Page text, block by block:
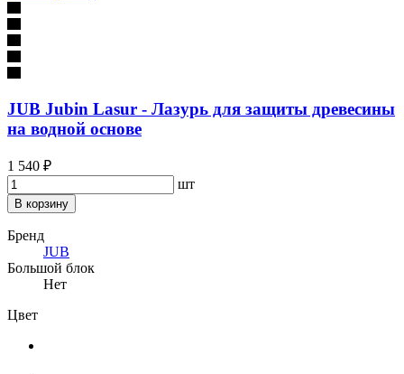
JUB Jubin Lasur - Лазурь для защиты древесины
на водной основе
1 540 ₽
шт
В корзину
Бренд
JUB
Большой блок
Нет
Цвет